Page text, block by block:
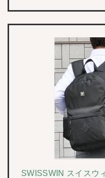
SWISSWIN スイスウ